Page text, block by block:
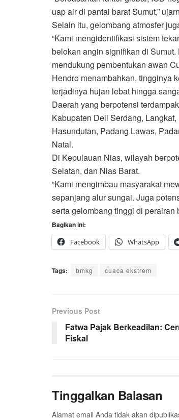
uap air di pantai barat Sumut,”
Selain itu, gelombang atmosfer
“Kami mengidentifikasi sistem
belokan angin signifikan di
mendukung pembentukan awan
Hendro menambahkan, tingginya
terjadinya hujan lebat hingga
Daerah yang berpotensi
Kabupaten Deli Serdang,
Hasundutan, Padang Lawas,
Natal.
Di Kepulauan Nias, wilayah
Selatan, dan Nias Barat.
“Kami mengimbau masyarakat
sepanjang alur sungai. Juga
serta gelombang tinggi di perairan
Bagikan ini:
Facebook
WhatsApp
Tags: bmkg cuaca ekstrem
Previous Post
Fatwa Pajak Berkeadilan:
Fiskal
Tinggalkan Balasan
Alamat email Anda tidak akan